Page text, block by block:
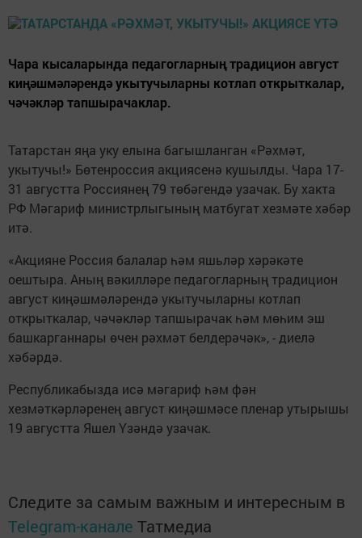
Чара кысаларында педагогларның традицион август
киңәшмәләрендә укытучыларны котлап открыткалар,
чәчәкләр тапшырачаклар.
Татарстан яңа уку елына багышланган «Рәхмәт,
укытучы!» Бөтенроссия акциясенә кушылды. Чара 17-
31 августта Россиянең 79 төбәгендә узачак. Бу хакта
РФ Мәгариф министрлыгының матбугат хезмәте хәбәр
итә.
«Акцияне Россия балалар һәм яшьләр хәрәкәте
оештыра. Аның вәкилләре педагогларның традицион
август киңәшмәләрендә укытучыларны котлап
открыткалар, чәчәкләр тапшырачак һәм мөһим эш
башкарганнары өчен рәхмәт белдерәчәк», - диелә
хәбәрдә.
Республикабызда исә мәгариф һәм фән
хезмәткәрләренең август киңәшмәсе пленар утырышы
19 августта Яшел Үзәндә узачак.
Следите за самым важным и интересным в
Telegram-канале Татмедиа